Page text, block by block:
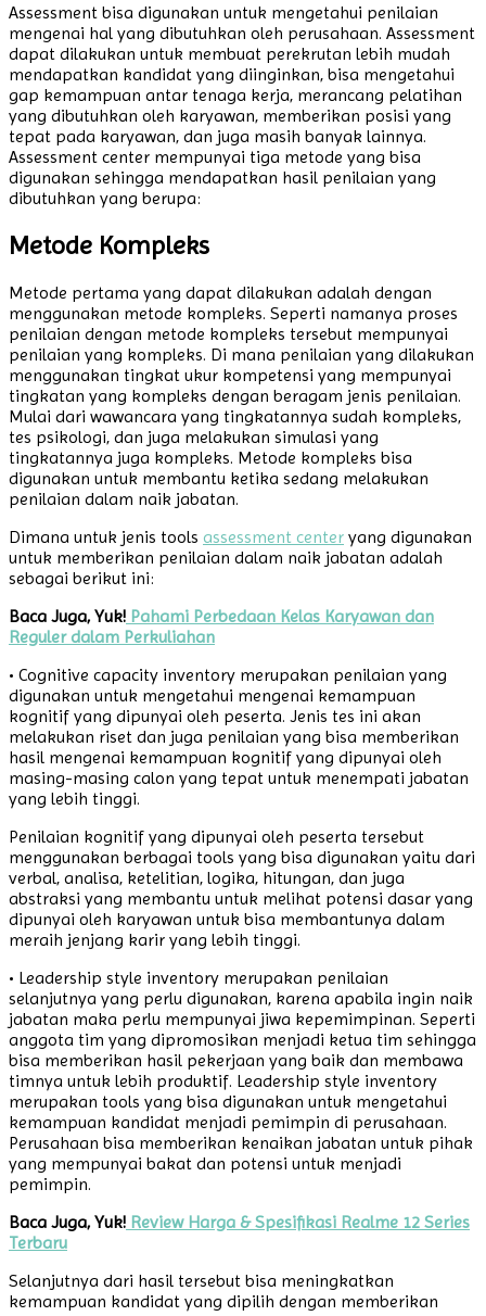
Assessment bisa digunakan untuk mengetahui penilaian
mengenai hal yang dibutuhkan oleh perusahaan. Assessment
dapat dilakukan untuk membuat perekrutan lebih mudah
mendapatkan kandidat yang diinginkan, bisa mengetahui
gap kemampuan antar tenaga kerja, merancang pelatihan
yang dibutuhkan oleh karyawan, memberikan posisi yang
tepat pada karyawan, dan juga masih banyak lainnya.
Assessment center mempunyai tiga metode yang bisa
digunakan sehingga mendapatkan hasil penilaian yang
dibutuhkan yang berupa:
Metode Kompleks
Metode pertama yang dapat dilakukan adalah dengan
menggunakan metode kompleks. Seperti namanya proses
penilaian dengan metode kompleks tersebut mempunyai
penilaian yang kompleks. Di mana penilaian yang dilakukan
menggunakan tingkat ukur kompetensi yang mempunyai
tingkatan yang kompleks dengan beragam jenis penilaian.
Mulai dari wawancara yang tingkatannya sudah kompleks,
tes psikologi, dan juga melakukan simulasi yang
tingkatannya juga kompleks. Metode kompleks bisa
digunakan untuk membantu ketika sedang melakukan
penilaian dalam naik jabatan.
Dimana untuk jenis tools assessment center yang digunakan
untuk memberikan penilaian dalam naik jabatan adalah
sebagai berikut ini:
Baca Juga, Yuk! Pahami Perbedaan Kelas Karyawan dan
Reguler dalam Perkuliahan
• Cognitive capacity inventory merupakan penilaian yang
digunakan untuk mengetahui mengenai kemampuan
kognitif yang dipunyai oleh peserta. Jenis tes ini akan
melakukan riset dan juga penilaian yang bisa memberikan
hasil mengenai kemampuan kognitif yang dipunyai oleh
masing-masing calon yang tepat untuk menempati jabatan
yang lebih tinggi.
Penilaian kognitif yang dipunyai oleh peserta tersebut
menggunakan berbagai tools yang bisa digunakan yaitu dari
verbal, analisa, ketelitian, logika, hitungan, dan juga
abstraksi yang membantu untuk melihat potensi dasar yang
dipunyai oleh karyawan untuk bisa membantunya dalam
meraih jenjang karir yang lebih tinggi.
• Leadership style inventory merupakan penilaian
selanjutnya yang perlu digunakan, karena apabila ingin naik
jabatan maka perlu mempunyai jiwa kepemimpinan. Seperti
anggota tim yang dipromosikan menjadi ketua tim sehingga
bisa memberikan hasil pekerjaan yang baik dan membawa
timnya untuk lebih produktif. Leadership style inventory
merupakan tools yang bisa digunakan untuk mengetahui
kemampuan kandidat menjadi pemimpin di perusahaan.
Perusahaan bisa memberikan kenaikan jabatan untuk pihak
yang mempunyai bakat dan potensi untuk menjadi
pemimpin.
Baca Juga, Yuk! Review Harga & Spesifikasi Realme 12 Series
Terbaru
Selanjutnya dari hasil tersebut bisa meningkatkan
kemampuan kandidat yang dipilih dengan memberikan